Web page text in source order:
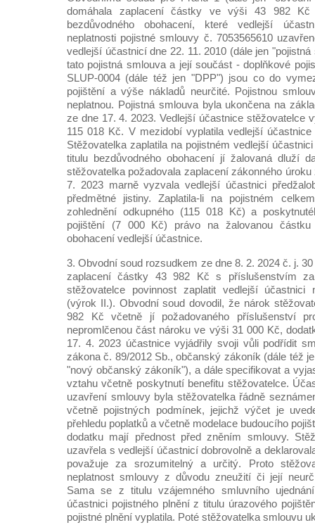
domáhala zaplacení částky ve výši 43 982 Kč
bezdůvodného obohacení, které vedlejší
neplatnosti pojistné smlouvy č. 7053565610
vedlejší účastnicí dne 22. 11. 2010 (dále jen
tato pojistná smlouva a její součást - doplňkové
SLUP-0004 (dále též jen "DPP") jsou co do
pojištění a výše nákladů neurčité. Pojistnou
neplatnou. Pojistná smlouva byla ukončena na
ze dne 17. 4. 2023. Vedlejší účastnice stěžovatelce
115 018 Kč. V mezidobí vyplatila vedlejší
Stěžovatelka zaplatila na pojistném vedlejší
titulu bezdůvodného obohacení jí žalovaná dluží
stěžovatelka požadovala zaplacení zákonného
7. 2023 marně vyzvala vedlejší účastnici
předmětné jistiny. Zaplatila-li na pojistném
zohlednění odkupného (115 018 Kč) a
pojištění (7 000 Kč) právo na žalovanou částku
obohacení vedlejší účastnice.
3. Obvodní soud rozsudkem ze dne 8. 2. 2024 č. j.
zaplacení částky 43 982 Kč s příslušenstvím
stěžovatelce povinnost zaplatit vedlejší účastnici
(výrok II.). Obvodní soud dovodil, že nárok
982 Kč včetně jí požadovaného příslušenství
nepromlčenou část nároku ve výši 31 000 Kč,
17. 4. 2023 účastnice vyjádřily svoji vůli podřídit
zákona č. 89/2012 Sb., občanský zákoník (dále též
"nový občanský zákoník"), a dále specifikovat a
vztahu včetně poskytnutí benefitu stěžovatelce.
uzavření smlouvy byla stěžovatelka řádně
včetně pojistných podmínek, jejichž výčet je
přehledu poplatků a včetně modelace budoucího
dodatku mají přednost před zněním smlouvy.
uzavřela s vedlejší účastnicí dobrovolně a
považuje za srozumitelný a určitý. Proto
neplatnost smlouvy z důvodu zneužití či její
Sama se z titulu vzájemného smluvního
účastnici pojistného plnění z titulu úrazového
pojistné plnění vyplatila. Poté stěžovatelka smlouvu